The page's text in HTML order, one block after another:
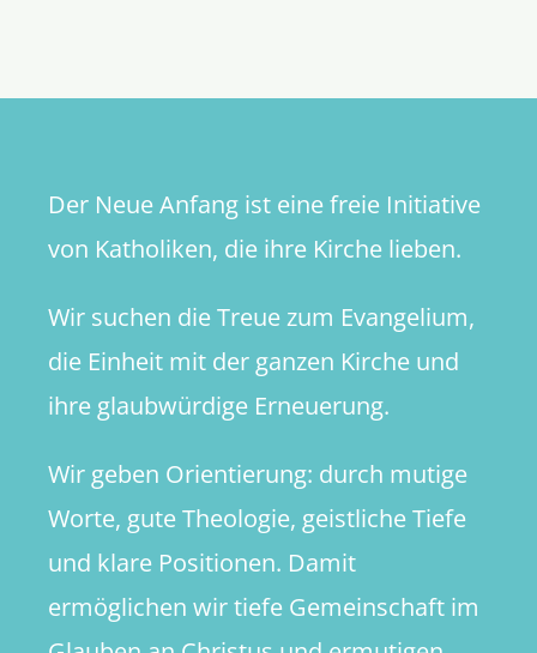
Der Neue Anfang ist eine freie Initiative
von Katholiken, die ihre Kirche lieben.
Wir suchen die Treue zum Evangelium,
die Einheit mit der ganzen Kirche und
ihre glaubwürdige Erneuerung.
Wir geben Orientierung: durch mutige
Worte, gute Theologie, geistliche Tiefe
und klare Positionen. Damit
ermöglichen wir tiefe Gemeinschaft im